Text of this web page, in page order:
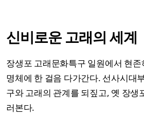
신비로운 고래의 세계
장생포 고래문화특구 일원에서 현
명체에 한 걸음 다가간다. 선사시대
구와 고래의 관계를 되짚고, 옛 장생
러본다.